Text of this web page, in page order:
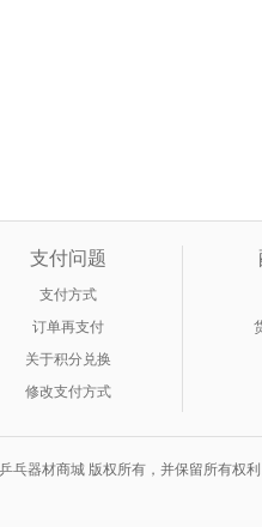
支付问题
支付方式
订单再支付
关于积分兑换
修改支付方式
乓器材商城 版权所有，并保留所有权